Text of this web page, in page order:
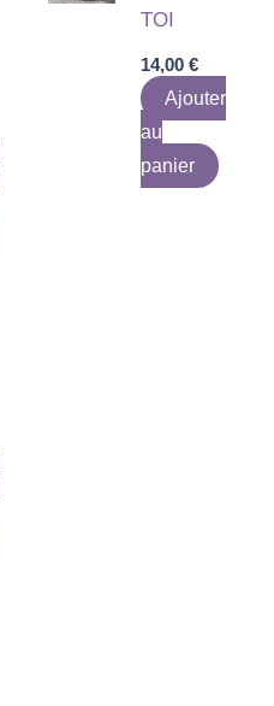
TOI
14,00 €
Ajouter
au
panier